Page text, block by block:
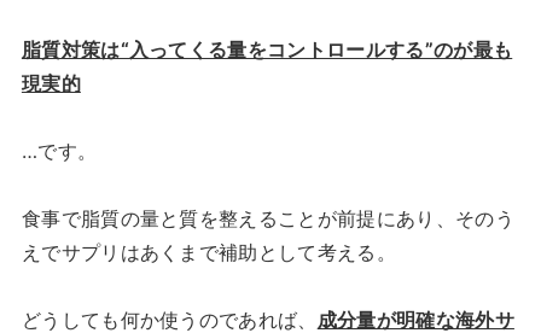
脂質対策は“入ってくる量をコントロールする”のが最も
現実的
…です。
食事で脂質の量と質を整えることが前提にあり、そのう
えでサプリはあくまで補助として考える。
どうしても何か使うのであれば、 成分量が明確な海外サ